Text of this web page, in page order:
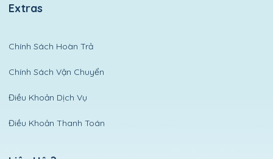
Extras
Chính Sách Hoàn Trả
Chính Sách Vận Chuyển
Điều Khoản Dịch Vụ
Điều Khoản Thanh Toán